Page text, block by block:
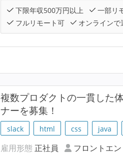
下限年収500万円以上 一部リ
フルリモート可
オンラインで
複数プロダクトの一貫した
ナーを募集！
slack html css java
雇用形態 正社員 フロントエ